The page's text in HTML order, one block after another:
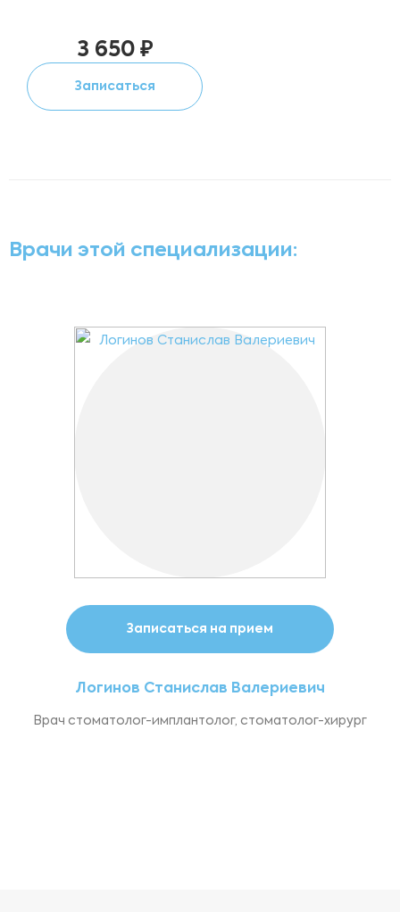
3 650 ₽
Записаться
Врачи этой специализации:
Записаться на прием
Логинов Станислав Валериевич
Врач стоматолог-имплантолог, стоматолог-хирург